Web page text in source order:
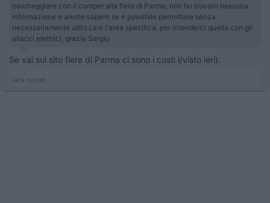
parcheggiare con il camper alla fiera di Parma; non ho trovato nessuna
informazione e anche sapere se è possibile pernottare senza
necessariamente utilizzare l'area specifica, per intenderci quella con gli
allacci elettrici, grazie Sergio
Se vai sul sito fiere di Parma ci sono i costi l/visto ieri).
jack russel